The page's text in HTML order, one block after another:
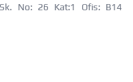
No: 26 Kat:1 Ofis: B14